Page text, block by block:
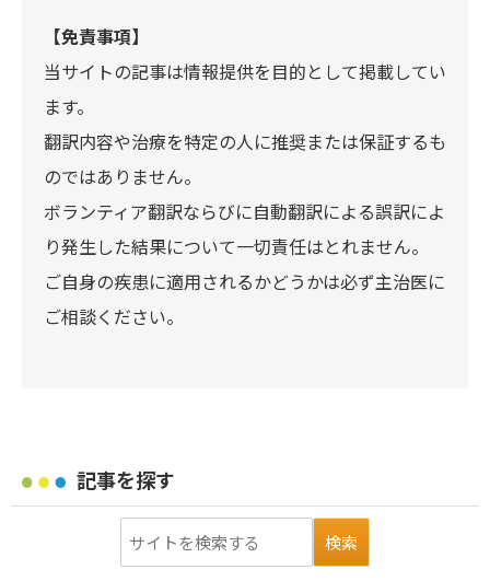
【免責事項】
当サイトの記事は情報提供を目的として掲載してい
ます。
翻訳内容や治療を特定の人に推奨または保証するも
のではありません。
ボランティア翻訳ならびに自動翻訳による誤訳によ
り発生した結果について一切責任はとれません。
ご自身の疾患に適用されるかどうかは必ず主治医に
ご相談ください。
記事を探す